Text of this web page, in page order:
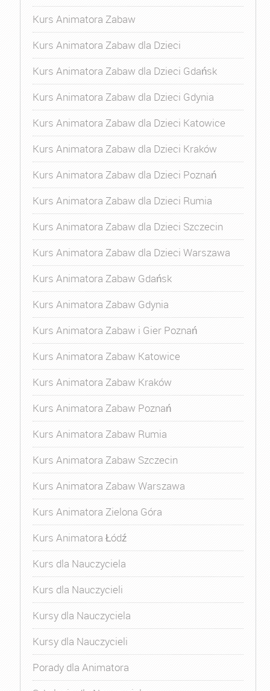
Kurs Animatora Zabaw
Kurs Animatora Zabaw dla Dzieci
Kurs Animatora Zabaw dla Dzieci Gdańsk
Kurs Animatora Zabaw dla Dzieci Gdynia
Kurs Animatora Zabaw dla Dzieci Katowice
Kurs Animatora Zabaw dla Dzieci Kraków
Kurs Animatora Zabaw dla Dzieci Poznań
Kurs Animatora Zabaw dla Dzieci Rumia
Kurs Animatora Zabaw dla Dzieci Szczecin
Kurs Animatora Zabaw dla Dzieci Warszawa
Kurs Animatora Zabaw Gdańsk
Kurs Animatora Zabaw Gdynia
Kurs Animatora Zabaw i Gier Poznań
Kurs Animatora Zabaw Katowice
Kurs Animatora Zabaw Kraków
Kurs Animatora Zabaw Poznań
Kurs Animatora Zabaw Rumia
Kurs Animatora Zabaw Szczecin
Kurs Animatora Zabaw Warszawa
Kurs Animatora Zielona Góra
Kurs Animatora Łódź
Kurs dla Nauczyciela
Kurs dla Nauczycieli
Kursy dla Nauczyciela
Kursy dla Nauczycieli
Porady dla Animatora